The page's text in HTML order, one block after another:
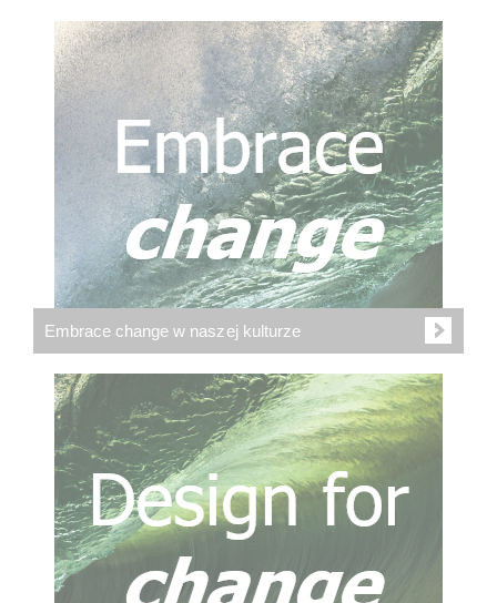
Embrace change w naszej kulturze